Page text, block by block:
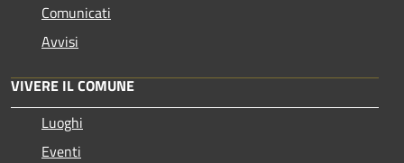
Comunicati
Avvisi
VIVERE IL COMUNE
Luoghi
Eventi